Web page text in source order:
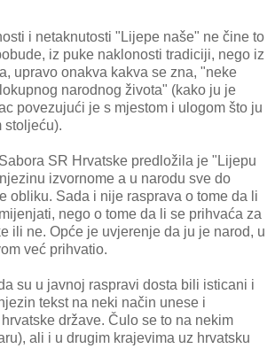
i netaknutosti "Lijepe naše" ne čine to
iz puke naklonosti tradiciji, nego iz
upravo onakva kakva se zna, "neke
narodnog života" (kako ju je
povezujući je s mjestom i ulogom što ju
stoljeću).
SR Hrvatske predložila je "Lijepu
izvornome a u narodu sve do
obliku. Sada i nije rasprava o tome da li
nego o tome da li se prihvaća za
ili ne. Opće je uvjerenje da ju je narod, u
već prihvatio.
su u javnoj raspravi dosta bili isticani i
tekst na neki način unese i
države. Čulo se to na nekim
ali i u drugim krajevima uz hrvatsku